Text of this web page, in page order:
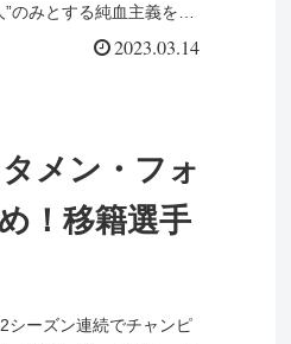
のみとする純血主義を貫
2023.03.14
メン・フォ
！移籍選手
シーズン連続でチャンピ